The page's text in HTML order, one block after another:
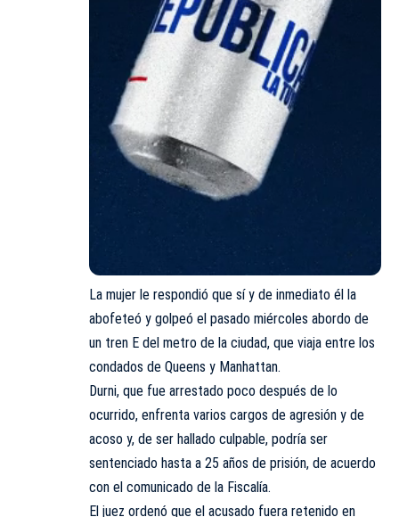
La mujer le respondió que sí y de inmediato él la
abofeteó y golpeó el pasado miércoles abordo de
un tren E del metro de la ciudad, que viaja entre los
condados de Queens y Manhattan.
Durni, que fue arrestado poco después de lo
ocurrido, enfrenta varios cargos de agresión y de
acoso y, de ser hallado culpable, podría ser
sentenciado hasta a 25 años de prisión, de acuerdo
con el comunicado de la Fiscalía.
El juez ordenó que el acusado fuera retenido en